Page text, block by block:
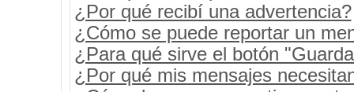
¿Por qué recibí una advertencia?
¿Cómo se puede reportar un
¿Para qué sirve el botón
¿Por qué mis mensajes